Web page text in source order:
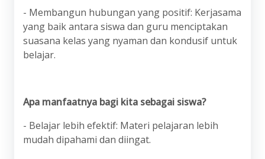
- Membangun hubungan yang positif: Kerjasama
yang baik antara siswa dan guru menciptakan
suasana kelas yang nyaman dan kondusif untuk
belajar.
Apa manfaatnya bagi kita sebagai siswa?
- Belajar lebih efektif: Materi pelajaran lebih
mudah dipahami dan diingat.